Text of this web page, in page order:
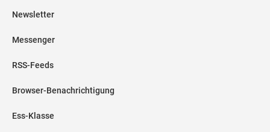
Newsletter
Messenger
RSS-Feeds
Browser-Benachrichtigung
Ess-Klasse